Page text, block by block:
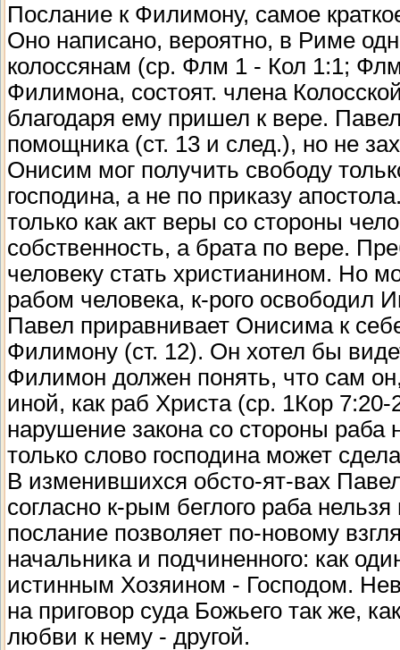
Послание к Филимону, самое
Оно написано, вероятно, в Риме
колоссянам (ср. Флм 1 - Кол 1:1;
Филимона, состоят. члена
благодаря ему пришел к вере.
помощника (ст. 13 и след.), но не
Онисим мог получить свободу
господина, а не по приказу
только как акт веры со стороны
собственность, а брата по вере.
человеку стать христианином. Но
рабом человека, к-рого освободил
Павел приравнивает Онисима к
Филимону (ст. 12). Он хотел бы
Филимон должен понять, что сам
иной, как раб Христа (ср. 1Кор
нарушение закона со стороны
только слово господина может
В изменившихся обсто-ят-вах
согласно к-рым беглого раба
послание позволяет по-новому
начальника и подчиненного: как
истинным Хозяином - Господом.
на приговор суда Божьего так же,
любви к нему - другой.